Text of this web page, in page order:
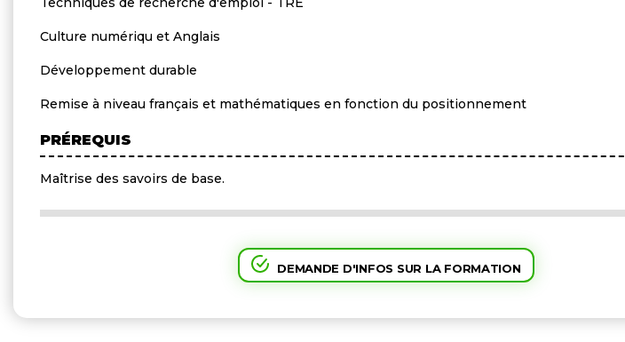
Culture numériqu et Anglais
Développement durable
Remise à niveau français et mathématiques en fonction du positionnement
PRÉREQUIS
Maîtrise des savoirs de base.
DEMANDE D'INFOS SUR LA FORMATION